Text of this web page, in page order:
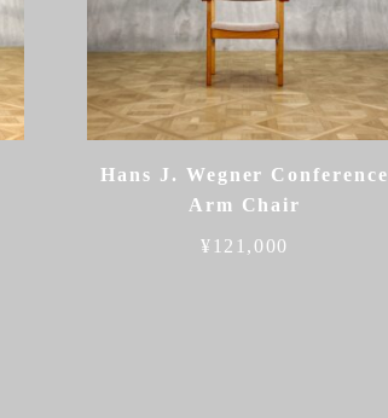
Hans J. Wegner Conference
Arm Chair
¥ 121,000